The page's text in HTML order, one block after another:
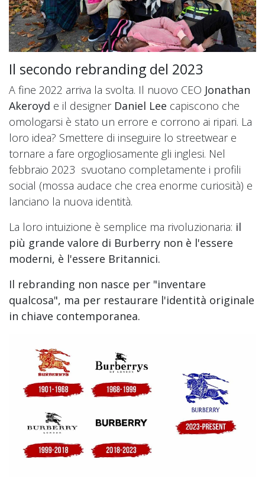
Il secondo rebranding del 2023
A fine 2022 arriva la svolta. Il nuovo CEO Jonathan
Akeroyd e il designer Daniel Lee capiscono che
omologarsi è stato un errore e corrono ai ripari. La
loro idea? Smettere di inseguire lo streetwear e
tornare a fare orgogliosamente gli inglesi. Nel
febbraio 2023 svuotano completamente i profili
social (mossa audace che crea enorme curiosità) e
lanciano la nuova identità.
La loro intuizione è semplice ma rivoluzionaria: il
più grande valore di Burberry non è l'essere
moderni, è l'essere Britannici.
Il rebranding non nasce per "inventare
qualcosa", ma per restaurare l'identità originale
in chiave contemporanea.